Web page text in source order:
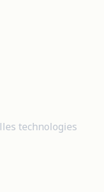
technologies